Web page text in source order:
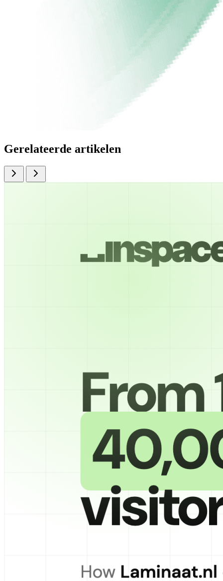
Gerelateerde artikelen